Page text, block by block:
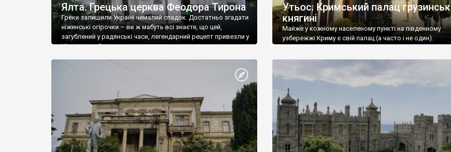
Ялта. Грецька церква Феодора Тирона
Греки залишили Україні чималий спадок. Достатньо згадати
ніжинські огірочки – ви ж мабуть всі знаєте, що цей,
загублений у радянські часи, легендарний рецепт привезли у
Ніжин греки?
Утьос. Кримський палац
княгині
Майже у кожному населеному пункті на південному
узбережжі Криму є свій палац (а часто і не один).